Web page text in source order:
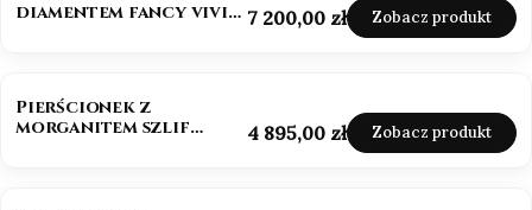
diamentem fancy vivid Cena
7 200,00 zł Zobacz produkt
Pierścionek z
morganitem szlif
Cena
4 895,00 zł Zobacz produkt